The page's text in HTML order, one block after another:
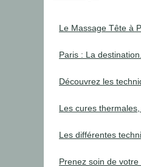
Le Massage Tête à
Paris : La
Découvrez les
Les cures thermales,
Les différentes
Prenez soin de votre